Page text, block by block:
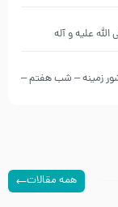
علیه و آله
زمینه – شب هفتم –
همه مقالات